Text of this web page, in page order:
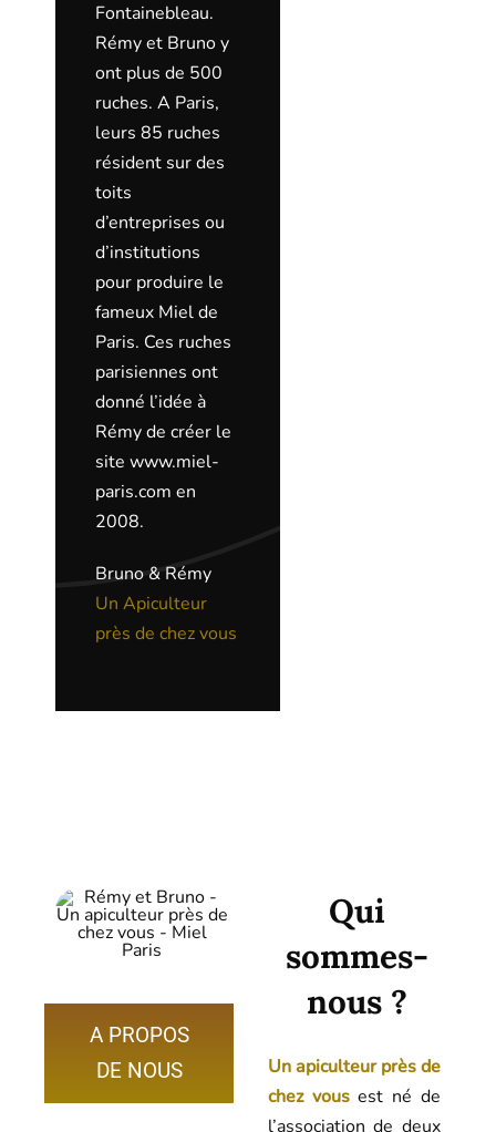
Fontainebleau.
Rémy et Bruno y
ont plus de 500
ruches. A Paris,
leurs 85 ruches
résident sur des
toits
d’entreprises ou
d’institutions
pour produire le
fameux Miel de
Paris. Ces ruches
parisiennes ont
donné l’idée à
Rémy de créer le
site www.miel-
paris.com en
2008.
Bruno & Rémy
Un Apiculteur
près de chez vous
A PROPOS
DE NOUS
Qui
sommes-
nous ?
Un apiculteur près de
chez vousest né de
l’association de deux